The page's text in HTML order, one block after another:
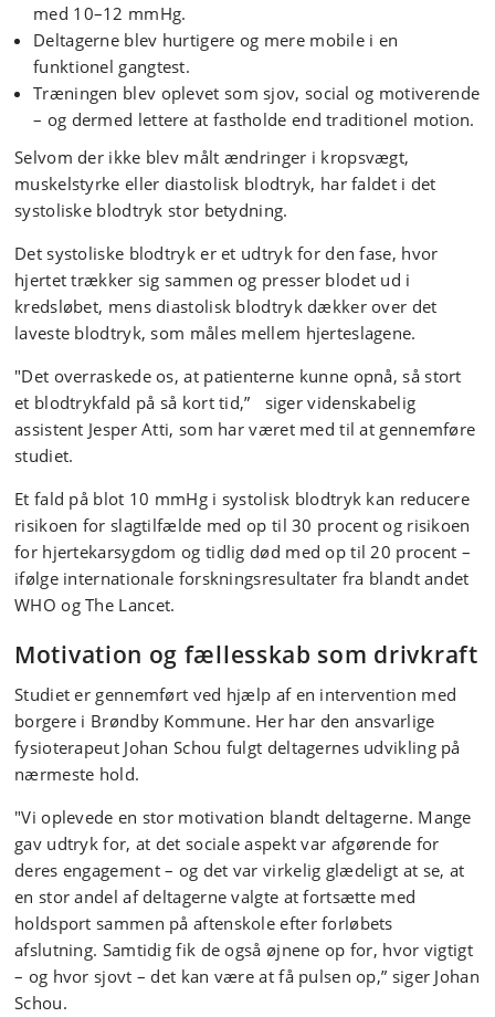
med 10–12 mmHg.
Deltagerne blev hurtigere og mere mobile i en
funktionel gangtest.
Træningen blev oplevet som sjov, social og motiverende
– og dermed lettere at fastholde end traditionel motion.
Selvom der ikke blev målt ændringer i kropsvægt,
muskelstyrke eller diastolisk blodtryk, har faldet i det
systoliske blodtryk stor betydning.
Det systoliske blodtryk er et udtryk for den fase, hvor
hjertet trækker sig sammen og presser blodet ud i
kredsløbet, mens diastolisk blodtryk dækker over det
laveste blodtryk, som måles mellem hjerteslagene.
"Det overraskede os, at patienterne kunne opnå, så stort
et blodtrykfald på så kort tid,” siger videnskabelig
assistent Jesper Atti, som har været med til at gennemføre
studiet.
Et fald på blot 10 mmHg i systolisk blodtryk kan reducere
risikoen for slagtilfælde med op til 30 procent og risikoen
for hjertekarsygdom og tidlig død med op til 20 procent –
ifølge internationale forskningsresultater fra blandt andet
WHO og The Lancet.
Motivation og fællesskab som drivkraft
Studiet er gennemført ved hjælp af en intervention med
borgere i Brøndby Kommune. Her har den ansvarlige
fysioterapeut Johan Schou fulgt deltagernes udvikling på
nærmeste hold.
"Vi oplevede en stor motivation blandt deltagerne. Mange
gav udtryk for, at det sociale aspekt var afgørende for
deres engagement – og det var virkelig glædeligt at se, at
en stor andel af deltagerne valgte at fortsætte med
holdsport sammen på aftenskole efter forløbets
afslutning. Samtidig fik de også øjnene op for, hvor vigtigt
– og hvor sjovt – det kan være at få pulsen op,” siger Johan
Schou.